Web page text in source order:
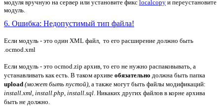
модуля вручную на сервер или установите фикс localcopy и переустановите
модуль.
6. Ошибка: Недопустимый тип файла!
Если модуль - это один XML файл, то его расширение должно быть
.ocmod.xml
Если модуль - это ocmod.zip архив, то его не нужно распаковывать, а
устанавливать как есть. В таком архиве обязательно должна быть папка
upload (может быть пустой) , а также могут быть файлы модификаций:
install.xml install.php install.sql . Никаких других файлов в корне архива
быть не должно.